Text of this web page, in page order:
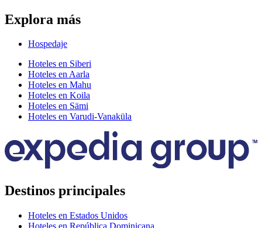
Explora más
Hospedaje
Hoteles en Siberi
Hoteles en Aarla
Hoteles en Mahu
Hoteles en Koila
Hoteles en Sämi
Hoteles en Varudi-Vanaküla
Destinos principales
Hoteles en Estados Unidos
Hoteles en República Dominicana